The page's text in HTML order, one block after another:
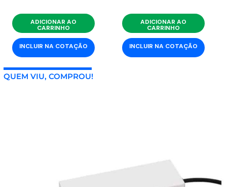
ADICIONAR AO
CARRINHO
INCLUIR NA COTAÇÃO
ADICIONAR AO
CARRINHO
INCLUIR NA COTAÇÃO
QUEM VIU, COMPROU!